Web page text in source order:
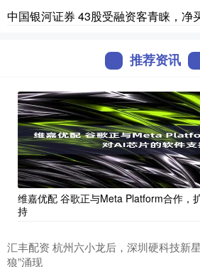
中国银河证券 43股受融资客青睐，净
推荐资讯
维嘉优配 谷歌正与Meta Platform合作，
持
汇丰配资 杭州六小龙后，深圳硬科技新
狼”涌现